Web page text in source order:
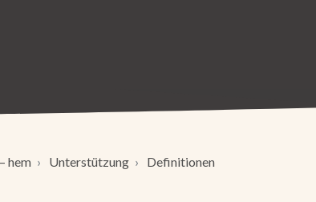
hem Unterstützung Definitionen